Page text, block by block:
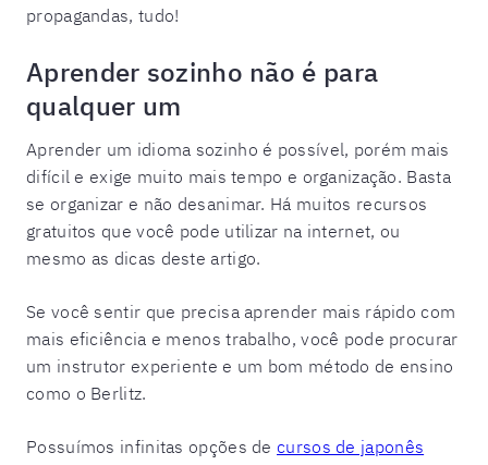
propagandas, tudo!
Aprender sozinho não é para
qualquer um
Aprender um idioma sozinho é possível, porém mais
difícil e exige muito mais tempo e organização. Basta
se organizar e não desanimar. Há muitos recursos
gratuitos que você pode utilizar na internet, ou
mesmo as dicas deste artigo.
Se você sentir que precisa aprender mais rápido com
mais eficiência e menos trabalho, você pode procurar
um instrutor experiente e um bom método de ensino
como o Berlitz.
Possuímos infinitas opções decursos de japonês